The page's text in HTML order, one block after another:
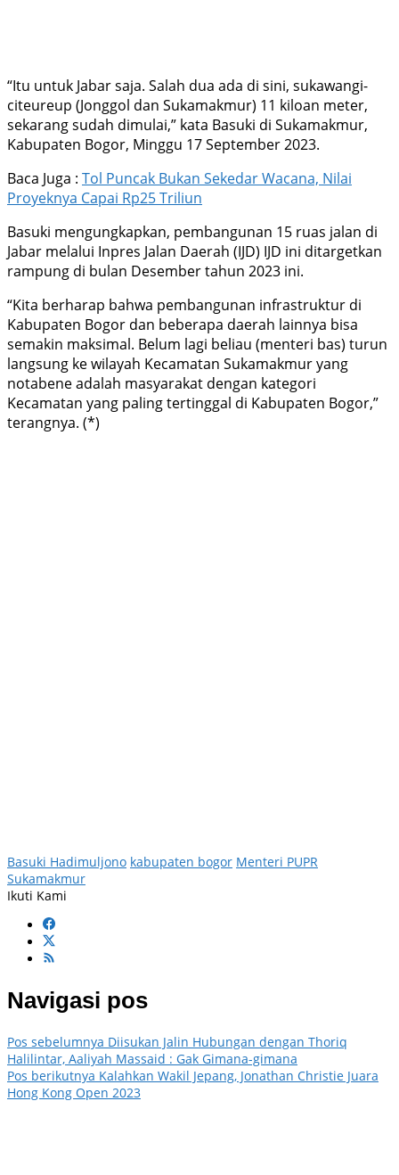
“Itu untuk Jabar saja. Salah dua ada di sini, sukawangi-
citeureup (Jonggol dan Sukamakmur) 11 kiloan meter,
sekarang sudah dimulai,” kata Basuki di Sukamakmur,
Kabupaten Bogor, Minggu 17 September 2023.
Baca Juga : Tol Puncak Bukan Sekedar Wacana, Nilai
Proyeknya Capai Rp25 Triliun
Basuki mengungkapkan, pembangunan 15 ruas jalan di
Jabar melalui Inpres Jalan Daerah (IJD) IJD ini ditargetkan
rampung di bulan Desember tahun 2023 ini.
“Kita berharap bahwa pembangunan infrastruktur di
Kabupaten Bogor dan beberapa daerah lainnya bisa
semakin maksimal. Belum lagi beliau (menteri bas) turun
langsung ke wilayah Kecamatan Sukamakmur yang
notabene adalah masyarakat dengan kategori
Kecamatan yang paling tertinggal di Kabupaten Bogor,”
terangnya. (*)
Basuki Hadimuljono kabupaten bogor Menteri PUPR
Sukamakmur
Ikuti Kami
Navigasi pos
Pos sebelumnya Diisukan Jalin Hubungan dengan Thoriq
Halilintar, Aaliyah Massaid : Gak Gimana-gimana
Pos berikutnya Kalahkan Wakil Jepang, Jonathan Christie Juara
Hong Kong Open 2023